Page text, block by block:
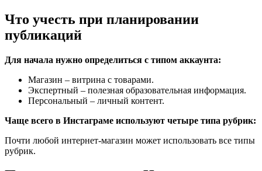
Что учесть при планировании
публикаций
Для начала нужно определиться с типом аккаунта:
Магазин – витрина с товарами.
Экспертный – полезная образовательная информация.
Персональный – личный контент.
Чаще всего в Инстаграме используют четыре типа рубрик:
Почти любой интернет-магазин может использовать все типы
рубрик.